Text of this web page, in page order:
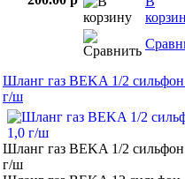
Шланг газ BEKA 1/2
г/ш
Шланг газ BEKA 1/2
г/ш